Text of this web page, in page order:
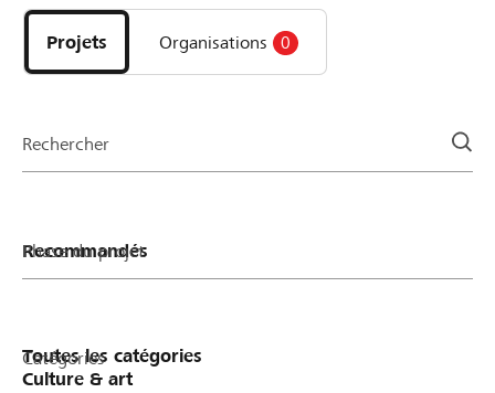
DE FR IT
les
projets
et
la
Projets Organisations 0
Rechercher
Phase du projet
Catégories